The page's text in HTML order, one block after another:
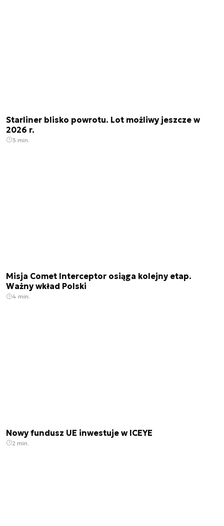
Starliner blisko powrotu. Lot możliwy jeszcze w
2026 r.
3 min.
Misja Comet Interceptor osiąga kolejny etap.
Ważny wkład Polski
4 min.
Nowy fundusz UE inwestuje w ICEYE
2 min.